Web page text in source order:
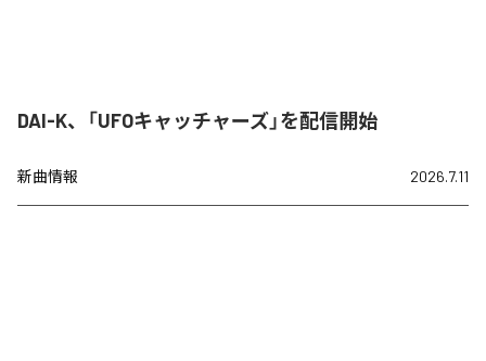
DAI-K、「UFOキャッチャーズ」を配信開始
新曲情報 2026.7.11